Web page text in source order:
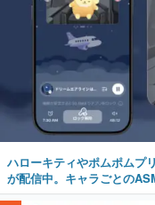
ハローキティやポムポムプ
が配信中。キャラごとの